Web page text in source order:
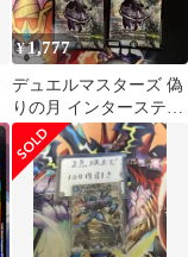
¥1,777
デュエルマスターズ 偽
りの月 インターステ
ラ にじさんじ 4枚セ
ット